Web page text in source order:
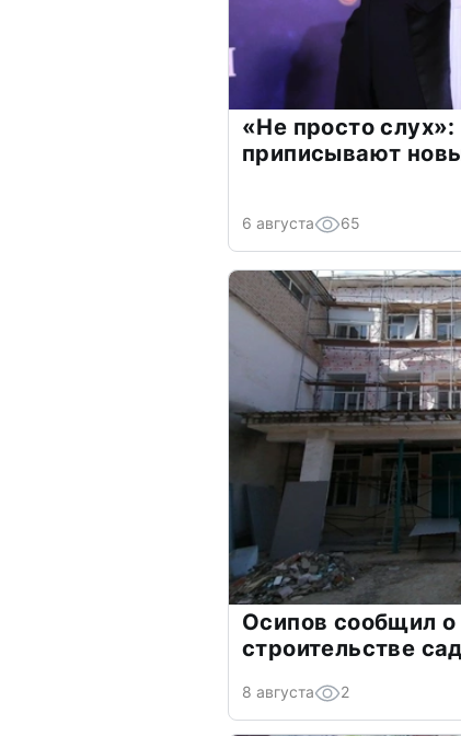
«Не просто
приписывают
6 августа 65
Осипов сообщил
строительстве
8 августа 2